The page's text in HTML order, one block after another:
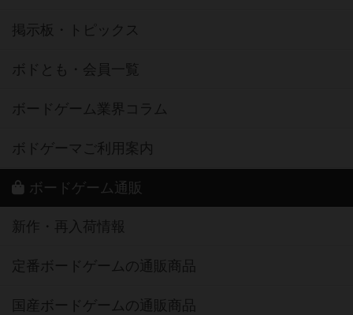
掲示板・トピックス
ボドとも・会員一覧
ボードゲーム業界コラム
ボドゲーマご利用案内
ボードゲーム通販
新作・再入荷情報
定番ボードゲームの通販商品
国産ボードゲームの通販商品